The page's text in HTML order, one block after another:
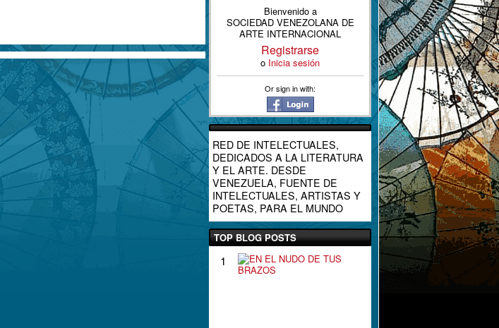
Bienvenido a
SOCIEDAD VENEZOLANA DE
ARTE INTERNACIONAL
Registrarse
o Inicia sesión
Or sign in with:
RED DE INTELECTUALES,
DEDICADOS A LA LITERATURA
Y EL ARTE. DESDE
VENEZUELA, FUENTE DE
INTELECTUALES, ARTISTAS Y
POETAS, PARA EL MUNDO
TOP BLOG POSTS
1